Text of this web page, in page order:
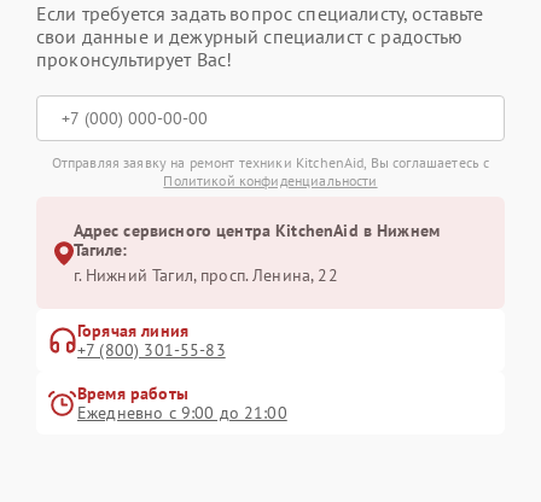
Если требуется задать вопрос специалисту, оставьте
свои данные и дежурный специалист с радостью
проконсультирует Вас!
Отправляя заявку на ремонт техники KitchenAid, Вы соглашаетесь с
Политикой конфиденциальности
Адрес сервисного центра KitchenAid в Нижнем
Тагиле:
г. Нижний Тагил, просп. Ленина, 22
Горячая линия
+7 (800) 301-55-83
Время работы
Ежедневно с 9:00 до 21:00